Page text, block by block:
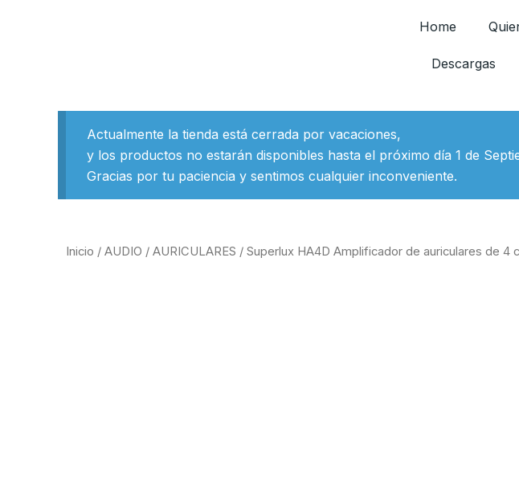
Home
Descargas
Actualmente la tienda está cerrada por vacaciones,
y los productos no estarán disponibles hasta el próximo día 1 de
Gracias por tu paciencia y sentimos cualquier inconveniente.
Inicio / AUDIO / AURICULARES / Superlux HA4D Amplificador de auriculares de 4